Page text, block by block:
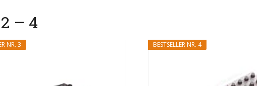
– 4
NR. 3 BESTSELLER NR. 4